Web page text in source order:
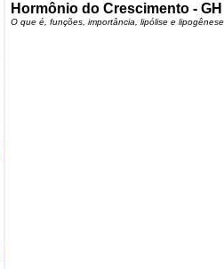
Hormônio do Crescimento - GH
O que é, funções, importância, lipólise e